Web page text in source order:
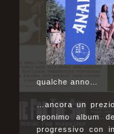
qualche anno…
…ancora un
eponimo album
progressivo con